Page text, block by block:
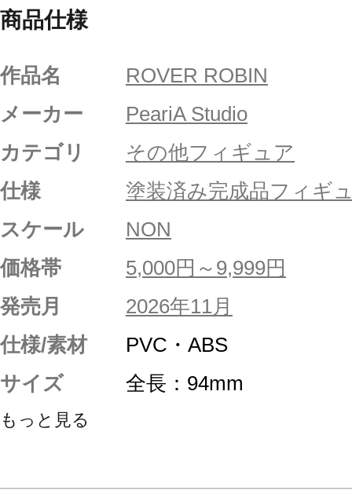
商品仕様
作品名
ROVER ROBIN
メーカー
PeariA Studio
カテゴリ
その他フィギュア
仕様
塗装済み完成品フィギ
スケール
NON
価格帯
5,000円～9,999円
発売月
2026年11月
仕様/素材
PVC・ABS
サイズ
全長：94mm
もっと見る